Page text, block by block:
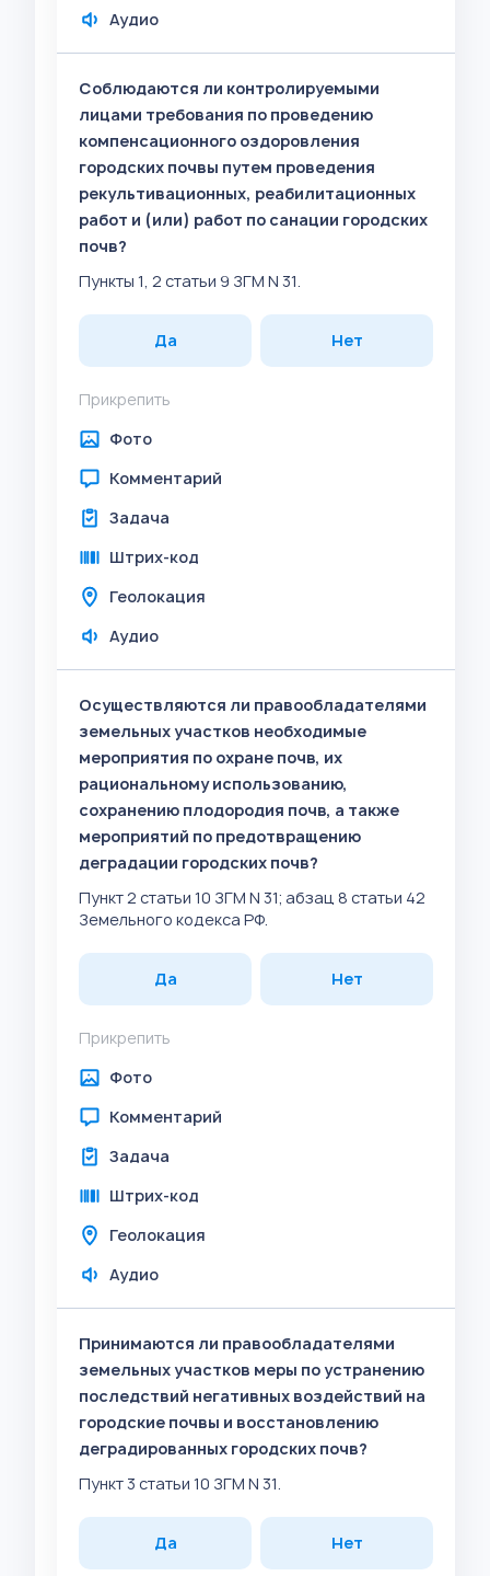
Аудио
Соблюдаются ли контролируемыми
лицами требования по проведению
компенсационного оздоровления
городских почвы путем проведения
рекультивационных, реабилитационных
работ и (или) работ по санации городских
почв?
Пункты 1, 2 статьи 9 ЗГМ N 31.
Да Нет
Прикрепить
Фото
Комментарий
Задача
Штрих-код
Геолокация
Аудио
Осуществляются ли правообладателями
земельных участков необходимые
мероприятия по охране почв, их
рациональному использованию,
сохранению плодородия почв, а также
мероприятий по предотвращению
деградации городских почв?
Пункт 2 статьи 10 ЗГМ N 31; абзац 8 статьи 42
Земельного кодекса РФ.
Да Нет
Прикрепить
Фото
Комментарий
Задача
Штрих-код
Геолокация
Аудио
Принимаются ли правообладателями
земельных участков меры по устранению
последствий негативных воздействий на
городские почвы и восстановлению
деградированных городских почв?
Пункт 3 статьи 10 ЗГМ N 31.
Да Нет